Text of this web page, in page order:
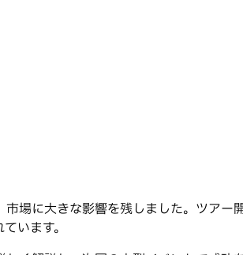
場に大きな影響を残しました。ツア
います。